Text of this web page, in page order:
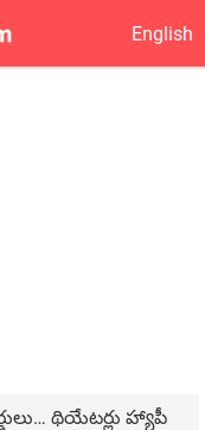
English
థియేటర్లు హ్యాపీ